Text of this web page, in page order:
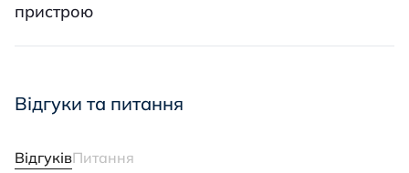
пристрою
Відгуки та питання
ВідгуківПитання